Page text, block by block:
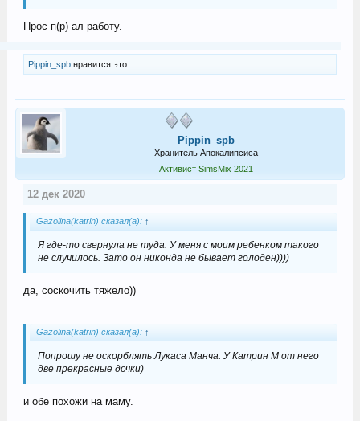
Прос п(р) ал работу.
Pippin_spbнравится это.
Pippin_spb
Хранитель Апокалипсиса
Активист SimsMix 2021
12 дек 2020
Gazolina(katrin) сказал(а): ↑
Я где-то свернула не туда. У меня с моим ребенком такого
не случилось. Зато он никонда не бывает голоден))))
да, соскочить тяжело))
Gazolina(katrin) сказал(а): ↑
Попрошу не оскорблять Лукаса Манча. У Катрин М от него
две прекрасные дочки)
и обе похожи на маму.